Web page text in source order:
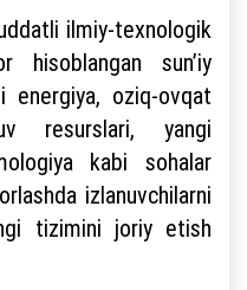
ilmiy-texnologik
hisoblangan sunʼiy
energiya, oziq-ovqat
resurslari, yangi
kabi sohalar
izlanuvchilarni
tizimini joriy etish